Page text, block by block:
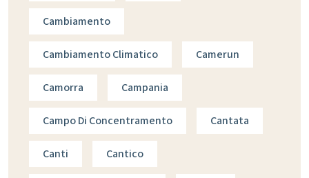
Cambiamento
Cambiamento Climatico Camerun
Camorra Campania
Campo Di Concentramento Cantata
Canti Cantico